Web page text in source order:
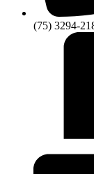
(75) 3294-